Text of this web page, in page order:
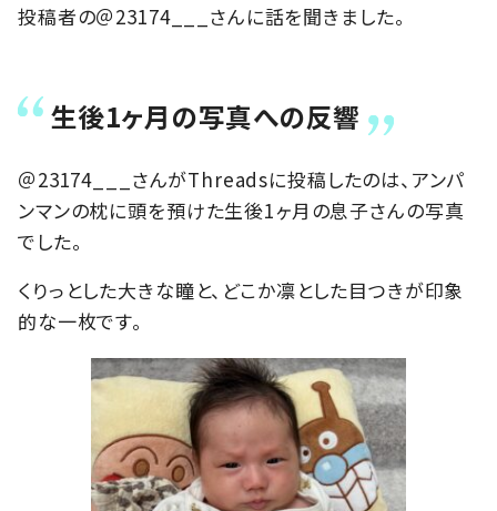
投稿者の＠23174___さんに話を聞きました。
生後1ヶ月の写真への反響
＠23174___さんがThreadsに投稿したのは、アンパ
ンマンの枕に頭を預けた生後1ヶ月の息子さんの写真
でした。
くりっとした大きな瞳と、どこか凛とした目つきが印象
的な一枚です。